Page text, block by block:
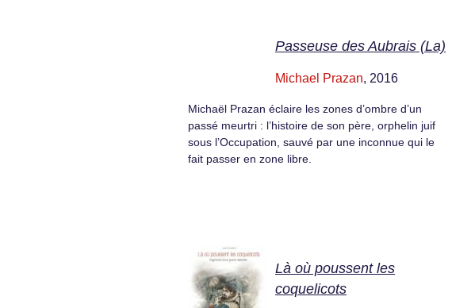
Passeuse des Aubrais (La)
Michael Prazan, 2016
Michaël Prazan éclaire les zones d’ombre d’un
passé meurtri : l’histoire de son père, orphelin juif
sous l’Occupation, sauvé par une inconnue qui le
fait passer en zone libre.
Là où poussent les
coquelicots